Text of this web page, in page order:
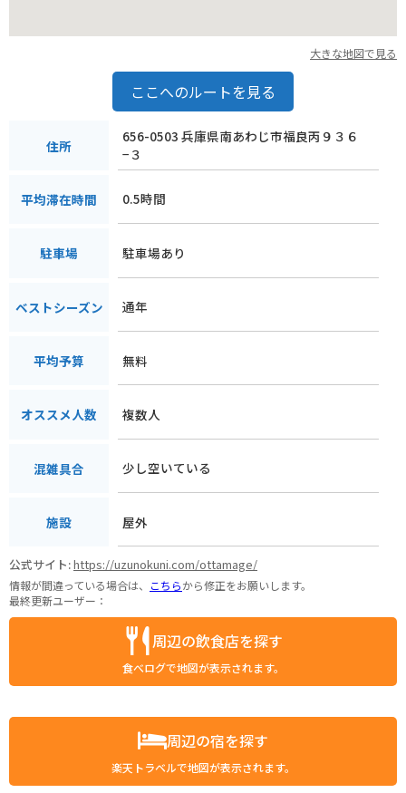
大きな地図で見る
ここへのルートを見る
住所
656-0503 兵庫県南あわじ市福良丙９３６
−３
平均滞在時間 0.5時間
駐車場 駐車場あり
ベストシーズン 通年
平均予算 無料
オススメ人数 複数人
混雑具合 少し空いている
施設 屋外
公式サイト:https://uzunokuni.com/ottamage/
情報が間違っている場合は、 こちらから修正をお願いします。
最終更新ユーザー：
周辺の飲食店を探す
食べログで地図が表示されます。
周辺の宿を探す
楽天トラベルで地図が表示されます。